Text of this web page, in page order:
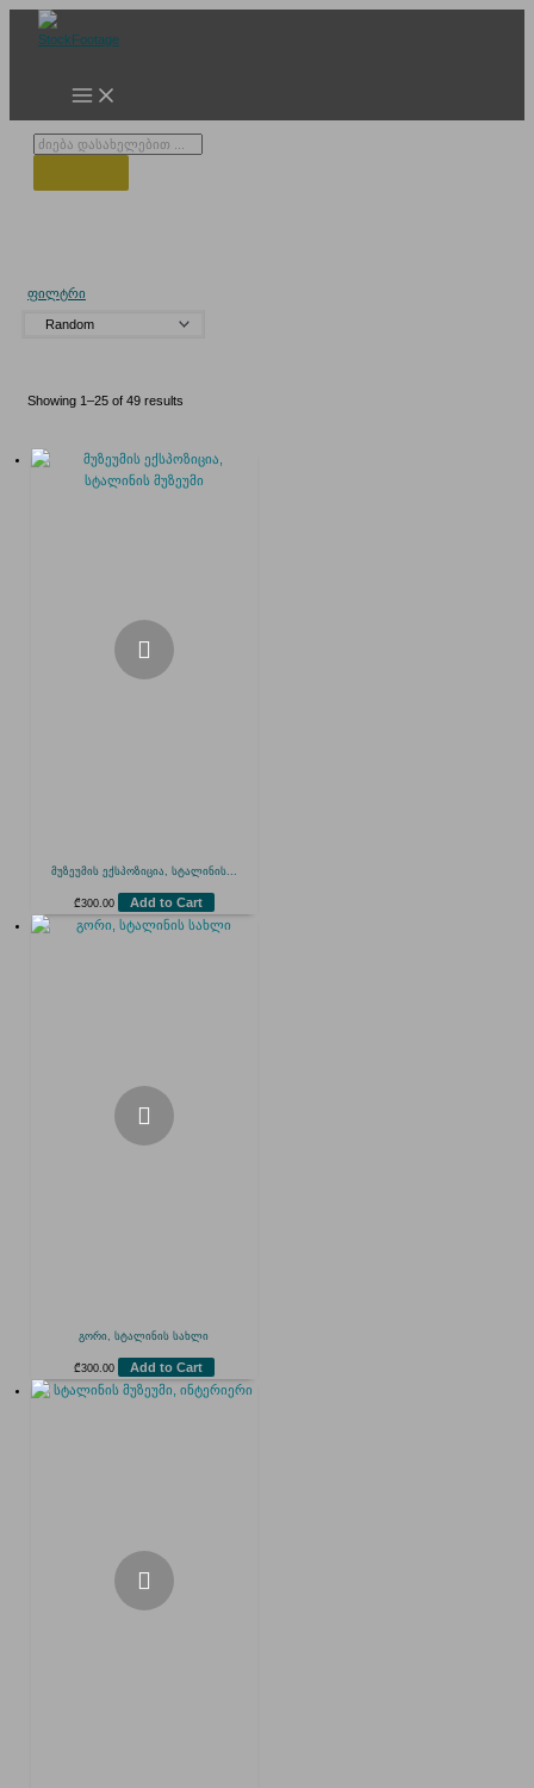
Products
ფილტრი
Showing 1–25 of 49 results
მუზეუმის ექსპოზიცია, სტალინის...
₾300.00 Add to Cart
გორი, სტალინის სახლი
₾300.00 Add to Cart